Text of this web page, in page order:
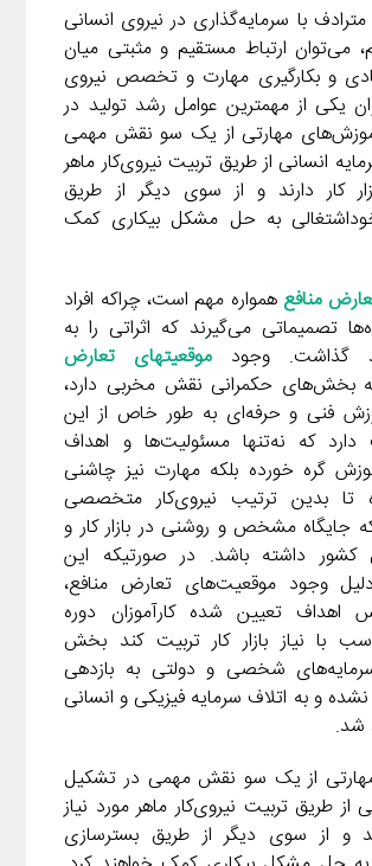
L
i
n
k
e
d
I
n
e
g
r
a
m
i
l
r
i
n
t
با سرمایه‌گذاری در نیروی انسانی
می‌توان ارتباط مستقیم و مثبتی میان
و بکارگیری مهارت و تخصص نیروی
یکی از مهمترین عوامل رشد تولید در
مهارتی از یک سو نقش مهمی
انسانی از طریق تربیت نیروی‌کار ماهر
کار دارند و از سوی دیگر از طریق
به حل مشکل بیکاری کمک
منافع همواره مهم است، چراکه افراد
تصمیماتی می‌گیرند که اثراتی را به
گذاشت. وجود
موقعیت­های تعارض
بخش‌های حکمرانی نقش مخربی دارد،
فنی و حرفه‌ای به طور خاص از این
که نه‌تنها مسئولیت‌ها و اهداف
گره خورده بلکه مهارت نیز چاشنی
بدین ترتیب نیروی‌کار متخصصی
جایگاه مشخص و روشنی در بازار کار و
کشور داشته باشد. در صورتیکه این
وجود موقعیت‌های تعارض منافع،
اهداف تعیین شده کارآموزان دوره
با نیاز بازار کار تربیت کند بخش
شخصی و دولتی به بازدهی
و به اتلاف سرمایه فیزیکی و انسانی
شد.
از یک سو نقش مهمی در تشکیل
از طریق تربیت نیروی‌کار ماهر مورد نیاز
و از سوی دیگر از طریق بسترسازی